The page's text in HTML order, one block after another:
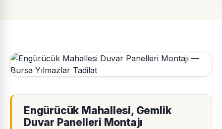
Engürücük Mahallesi, Gemlik
Duvar Panelleri Montajı